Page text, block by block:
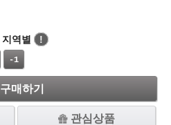
지역별
!
-1
구매하기
관심상품